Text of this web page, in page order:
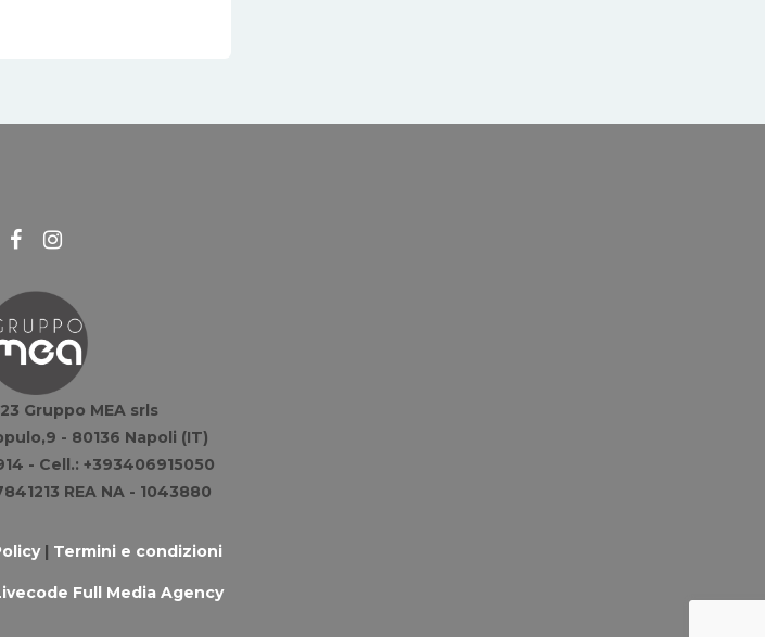
Gruppo MEA srls
- 80136 Napoli (IT)
- Cell.: +393406915050
REA NA - 1043880
| Termini e condizioni
Full Media Agency